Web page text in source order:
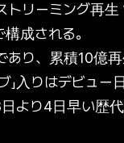
トリーミング再
成される。
り、累積10億
」入りはデビュ
より4日早い歴